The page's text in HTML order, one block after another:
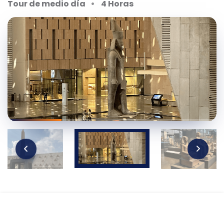
Tour de medio día 4 Horas